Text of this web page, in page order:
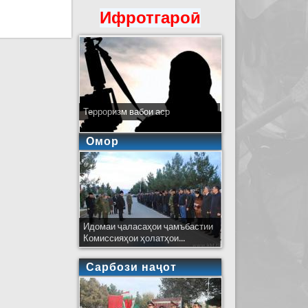
вилояти Суғд Ифротгароӣ
Терроризм вабои аср
Омор
Идомаи ҷаласаҳои ҷамъбастии
Комиссияҳои ҳолатҳои...
Сарбози наҷот